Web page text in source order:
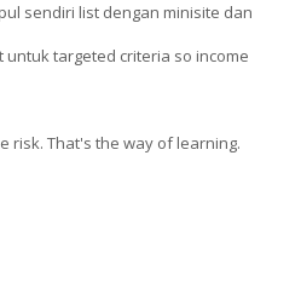
sendiri list dengan minisite dan
untuk targeted criteria so income
risk. That's the way of learning.